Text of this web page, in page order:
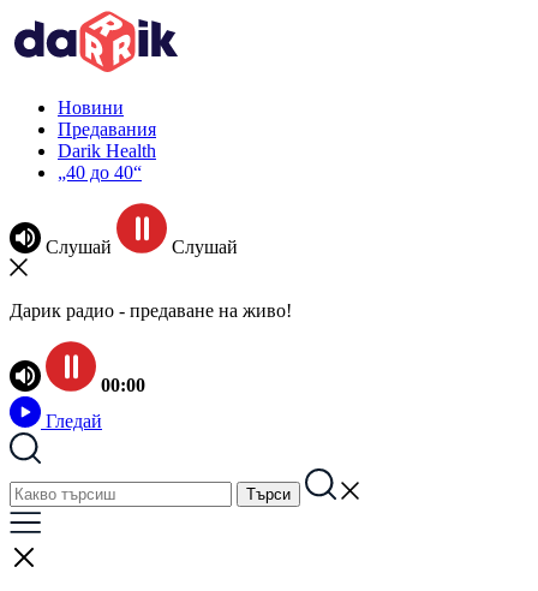
Новини
Предавания
Darik Health
„40 до 40“
Слушай Слушай
Дарик радио - предаване на живо!
00:00
Гледай